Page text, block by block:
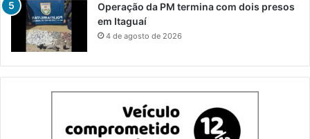
Operação da PM termina com dois presos
em Itaguaí
4 de agosto de 2026